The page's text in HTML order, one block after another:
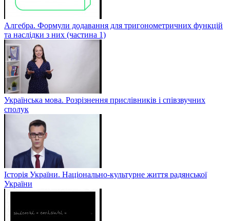
Алгебра. Формули додавання для тригонометричних функцій
та наслідки з них (частина 1)
Українська мова. Розрізнення прислівників і співзвучних
сполук
Історія України. Національно-культурне життя радянської
України